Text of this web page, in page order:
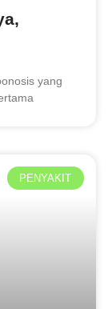
yang
PENYAKIT